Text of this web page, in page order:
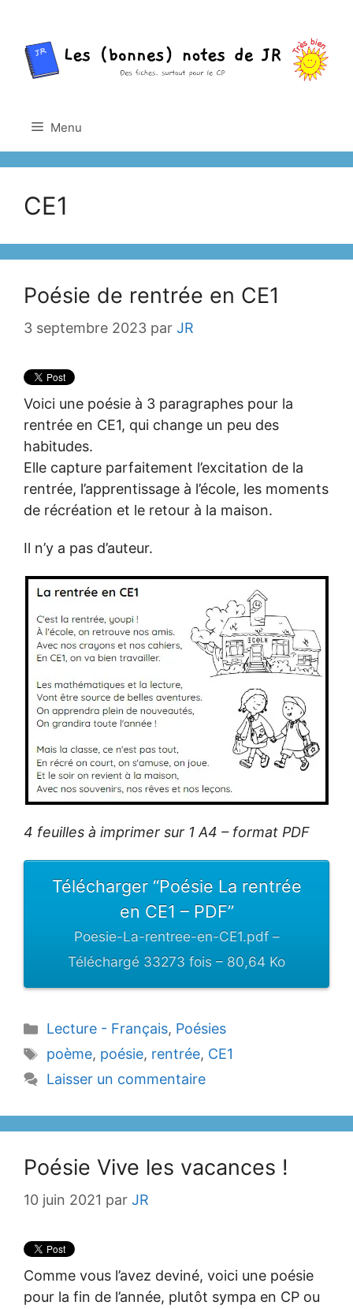
contenu
Menu
CE1
Poésie de rentrée en CE1
3 septembre 2023 par JR
Voici une poésie à 3 paragraphes pour la
rentrée en CE1, qui change un peu des
habitudes.
Elle capture parfaitement l’excitation de la
rentrée, l’apprentissage à l’école, les moments
de récréation et le retour à la maison.
Il n’y a pas d’auteur.
4 feuilles à imprimer sur 1 A4 – format PDF
Télécharger “Poésie La rentrée
en CE1 – PDF”
Poesie-La-rentree-en-CE1.pdf –
Téléchargé 33273 fois – 80,64 Ko
Catégories
Lecture - Français, Poésies
Étiquettes
poème, poésie, rentrée, CE1
Laisser un commentaire
Poésie Vive les vacances !
10 juin 2021 par JR
Comme vous l’avez deviné, voici une poésie
pour la fin de l’année, plutôt sympa en CP ou